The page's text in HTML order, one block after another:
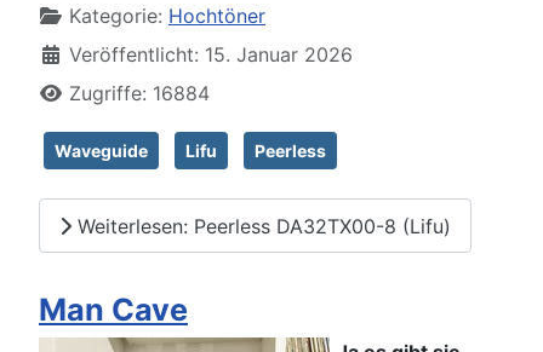
Kategorie: Hochtöner
Veröffentlicht: 15. Januar 2026
Zugriffe: 16884
Waveguide Lifu Peerless
Weiterlesen: Peerless DA32TX00-8 (Lifu)
Man Cave